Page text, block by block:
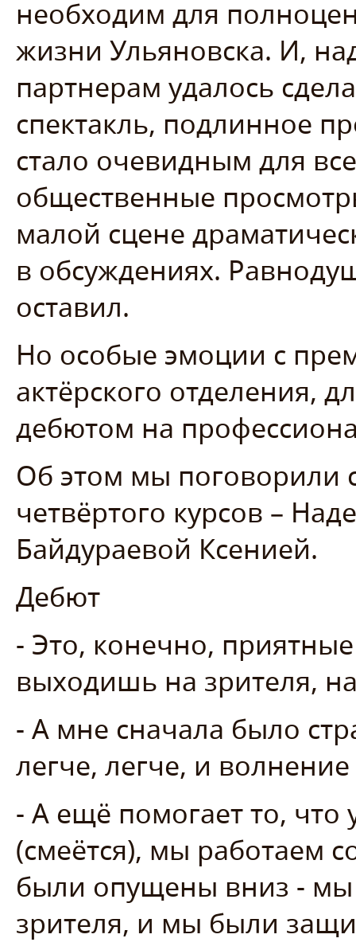
необходим для
жизни Ульяновска. И,
партнерам удалось
спектакль, подлинное
стало очевидным для
общественные
малой сцене
в обсуждениях.
оставил.
Но особые эмоции с
актёрского отделения,
дебютом на
Об этом мы поговорили
четвёртого курсов –
Байдураевой Ксенией.
Дебют
- Это, конечно,
выходишь на зрителя,
- А мне сначала было
легче, легче, и
- А ещё помогает то, что
(смеётся), мы работаем
были опущены вниз - мы
зрителя, и мы были